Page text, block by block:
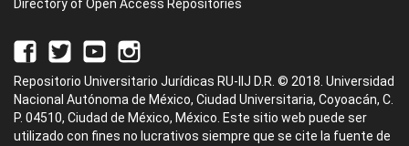
Directory of Open Access Repositories
Repositorio Universitario Jurídicas RU-IIJ D.R. © 2018. Universidad
Nacional Autónoma de México, Ciudad Universitaria, Coyoacán, C.
P. 04510, Ciudad de México, México. Este sitio web puede ser
utilizado con fines no lucrativos siempre que se cite la fuente de